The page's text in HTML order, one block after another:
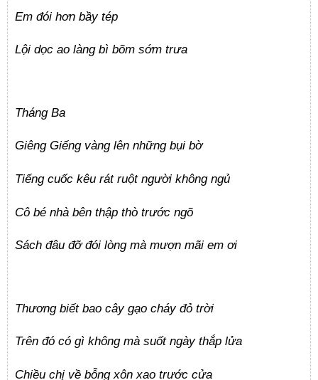
Em đói hơn bầy tép
Lội dọc ao làng bì bõm sớm trưa
Tháng Ba
Giêng Giếng vàng lên những bụi bờ
Tiếng cuốc kêu rát ruột người không ngủ
Cô bé nhà bên thập thò trước ngõ
Sách đâu đỡ đói lòng mà mượn mãi em ơi
Thương biết bao cây gạo cháy đỏ trời
Trên đó có gì không mà suốt ngày thắp lửa
Chiều chị về bỗng xôn xao trước cửa